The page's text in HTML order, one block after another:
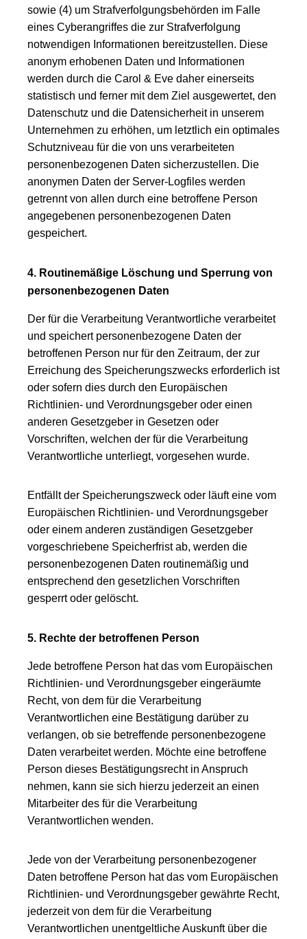
sowie (4) um Strafverfolgungsbehörden im Falle
eines Cyberangriffes die zur Strafverfolgung
notwendigen Informationen bereitzustellen. Diese
anonym erhobenen Daten und Informationen
werden durch die Carol & Eve daher einerseits
statistisch und ferner mit dem Ziel ausgewertet, den
Datenschutz und die Datensicherheit in unserem
Unternehmen zu erhöhen, um letztlich ein optimales
Schutzniveau für die von uns verarbeiteten
personenbezogenen Daten sicherzustellen. Die
anonymen Daten der Server-Logfiles werden
getrennt von allen durch eine betroffene Person
angegebenen personenbezogenen Daten
gespeichert.
4. Routinemäßige Löschung und Sperrung von
personenbezogenen Daten
Der für die Verarbeitung Verantwortliche verarbeitet
und speichert personenbezogene Daten der
betroffenen Person nur für den Zeitraum, der zur
Erreichung des Speicherungszwecks erforderlich ist
oder sofern dies durch den Europäischen
Richtlinien- und Verordnungsgeber oder einen
anderen Gesetzgeber in Gesetzen oder
Vorschriften, welchen der für die Verarbeitung
Verantwortliche unterliegt, vorgesehen wurde.
Entfällt der Speicherungszweck oder läuft eine vom
Europäischen Richtlinien- und Verordnungsgeber
oder einem anderen zuständigen Gesetzgeber
vorgeschriebene Speicherfrist ab, werden die
personenbezogenen Daten routinemäßig und
entsprechend den gesetzlichen Vorschriften
gesperrt oder gelöscht.
5. Rechte der betroffenen Person
Jede betroffene Person hat das vom Europäischen
Richtlinien- und Verordnungsgeber eingeräumte
Recht, von dem für die Verarbeitung
Verantwortlichen eine Bestätigung darüber zu
verlangen, ob sie betreffende personenbezogene
Daten verarbeitet werden. Möchte eine betroffene
Person dieses Bestätigungsrecht in Anspruch
nehmen, kann sie sich hierzu jederzeit an einen
Mitarbeiter des für die Verarbeitung
Verantwortlichen wenden.
Jede von der Verarbeitung personenbezogener
Daten betroffene Person hat das vom Europäischen
Richtlinien- und Verordnungsgeber gewährte Recht,
jederzeit von dem für die Verarbeitung
Verantwortlichen unentgeltliche Auskunft über die